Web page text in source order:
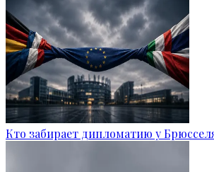
Кто забирает дипломатию у